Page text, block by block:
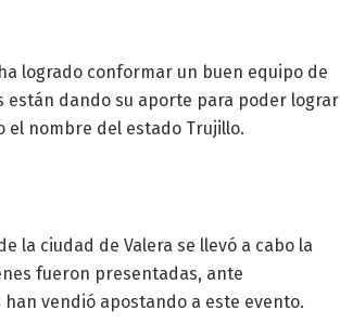
logrado conformar un buen equipo de
dando su aporte para poder lograr
nombre del estado Trujillo.
la ciudad de Valera se llevó a cabo la
fueron presentadas, ante
vendió apostando a este evento.